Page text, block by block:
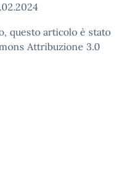
questo articolo è stato
Attribuzione 3.0